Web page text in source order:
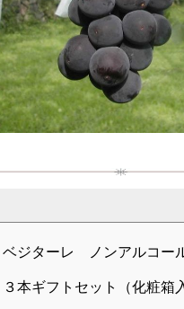
ベジターレ ノンアルコー
３本ギフトセット（化粧箱